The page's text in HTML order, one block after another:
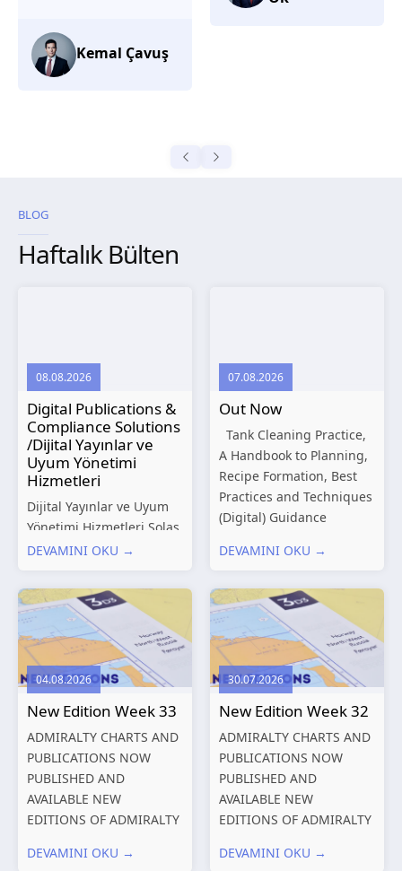
BLOG
Haftalık Bülten
08.08.2026
Digital Publications &
Compliance Solutions
/Dijital Yayınlar ve
Uyum Yönetimi
Hizmetleri
Dijital Yayınlar ve Uyum
Yönetimi Hizmetleri Solas
Marine, denizcilik
düzenleyici gereklilikleri
ve dijitalleşen
operasyonel ihtiyaçları
doğrultusunda kapsamlı
Dijital Yayınlar ve Uyum
Yönetimi çözümleri
sunmaktadır.
Hizmetlerimiz; gemi
işletmecileri, armatörler,
teknik yönetim şirketleri
ve denizcilik...
DEVAMINI OKU →
07.08.2026
Out Now
Tank Cleaning Practice,
A Handbook to Planning,
Recipe Formation, Best
Practices and Techniques
(Digital) Guidance
Structures – Consolidated
Shipping and the
Environment – A Guide to
Environmental
Compliance...
DEVAMINI OKU →
04.08.2026
New Edition Week 33
ADMIRALTY CHARTS AND
PUBLICATIONS NOW
PUBLISHED AND
AVAILABLE NEW
EDITIONS OF ADMIRALTY
PUBLICATIONS New
DEVAMINI OKU →
30.07.2026
New Edition Week 32
ADMIRALTY CHARTS AND
PUBLICATIONS NOW
PUBLISHED AND
AVAILABLE NEW
EDITIONS OF ADMIRALTY
PUBLICATIONS New
DEVAMINI OKU →